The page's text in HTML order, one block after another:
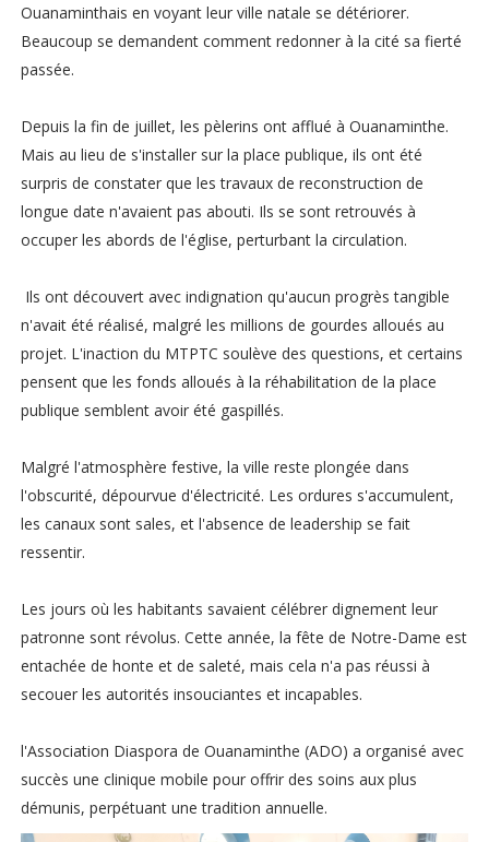
Ouanaminthais en voyant leur ville natale se détériorer.
Beaucoup se demandent comment redonner à la cité sa fierté
passée.
Depuis la fin de juillet, les pèlerins ont afflué à Ouanaminthe.
Mais au lieu de s'installer sur la place publique, ils ont été
surpris de constater que les travaux de reconstruction de
longue date n'avaient pas abouti. Ils se sont retrouvés à
occuper les abords de l'église, perturbant la circulation.
Ils ont découvert avec indignation qu'aucun progrès tangible
n'avait été réalisé, malgré les millions de gourdes alloués au
projet. L'inaction du MTPTC soulève des questions, et certains
pensent que les fonds alloués à la réhabilitation de la place
publique semblent avoir été gaspillés.
Malgré l'atmosphère festive, la ville reste plongée dans
l'obscurité, dépourvue d'électricité. Les ordures s'accumulent,
les canaux sont sales, et l'absence de leadership se fait
ressentir.
Les jours où les habitants savaient célébrer dignement leur
patronne sont révolus. Cette année, la fête de Notre-Dame est
entachée de honte et de saleté, mais cela n'a pas réussi à
secouer les autorités insouciantes et incapables.
l'Association Diaspora de Ouanaminthe (ADO) a organisé avec
succès une clinique mobile pour offrir des soins aux plus
démunis, perpétuant une tradition annuelle.